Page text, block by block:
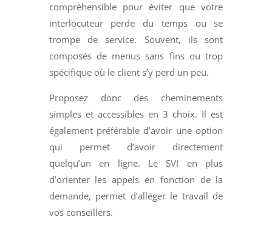
compréhensible pour éviter que votre
interlocuteur perde du temps ou se
trompe de service. Souvent, ils sont
composés de menus sans fins ou trop
spécifique où le client s’y perd un peu.
Proposez donc des cheminements
simples et accessibles en 3 choix. Il est
également préférable d’avoir une option
qui permet d’avoir directement
quelqu’un en ligne. Le SVI en plus
d’orienter les appels en fonction de la
demande, permet d’alléger le travail de
vos conseillers.